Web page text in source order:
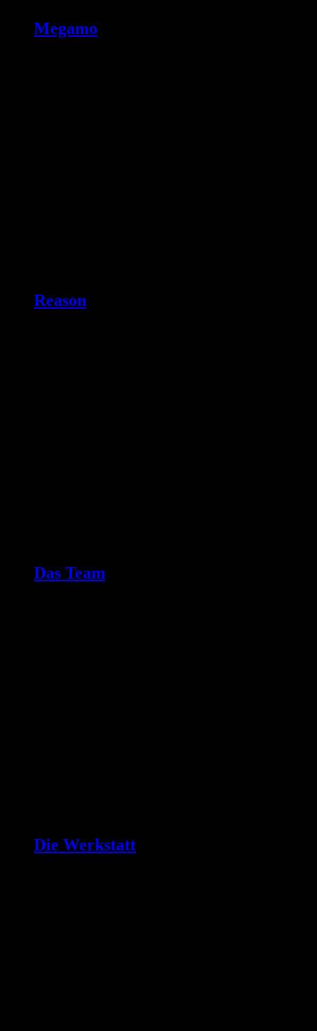
Megamo
Reason
Das Team
Die Werkstatt